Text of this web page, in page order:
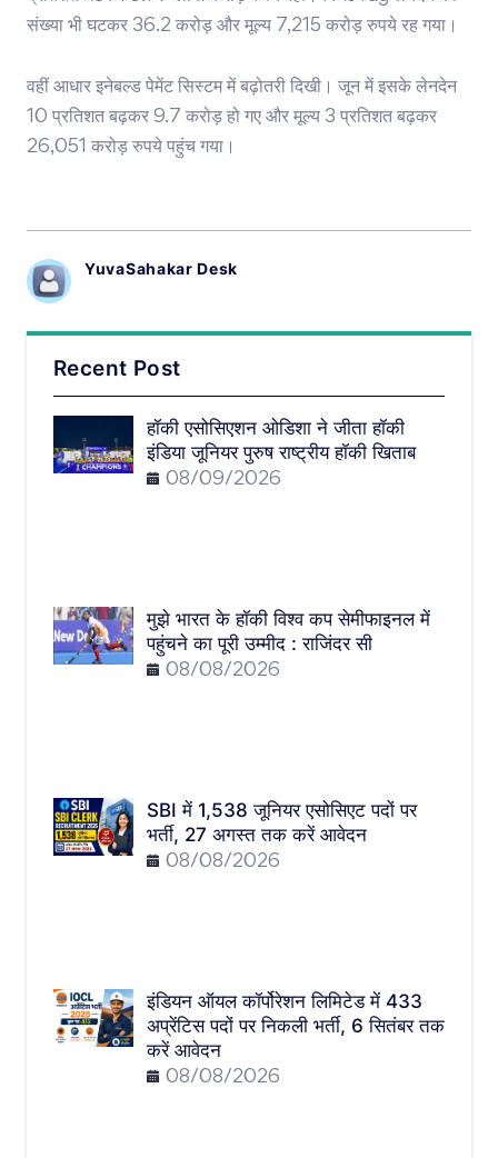
संख्या भी घटकर 36.2 करोड़ और मूल्य 7,215 करोड़ रुपये रह गया।
वहीं आधार इनेबल्ड पेमेंट सिस्टम में बढ़ोतरी दिखी। जून में इसके लेनदेन
10 प्रतिशत बढ़कर 9.7 करोड़ हो गए और मूल्य 3 प्रतिशत बढ़कर
26,051 करोड़ रुपये पहुंच गया।
YuvaSahakar Desk
Recent Post
हॉकी एसोसिएशन ओडिशा ने जीता हॉकी
इंडिया जूनियर पुरुष राष्ट्रीय हॉकी खिताब
08/09/2026
मुझे भारत के हॉकी विश्व कप सेमीफाइनल में
पहुंचने का पूरी उम्मीद : राजिंदर सी
08/08/2026
SBI में 1,538 जूनियर एसोसिएट पदों पर
भर्ती, 27 अगस्त तक करें आवेदन
08/08/2026
इंडियन ऑयल कॉर्पोरेशन लिमिटेड में 433
अप्रेंटिस पदों पर निकली भर्ती, 6 सितंबर तक
करें आवेदन
08/08/2026